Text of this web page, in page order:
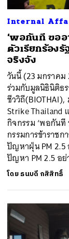
Internal
‘พอกันที ขอ
ตัวเรียกร้อง
จริงจัง
วันนี้ (23 มกราคม
ร่วมกับมูลนิธินิติธ
ชีววิถี
Strike Thailand
กิจกรรม ‘พอกัน
กรรมการข้าราชก
ปัญหาฝุ่น PM 2.5
ปัญหา PM 2.5 อ
โดย ธนบดี กสิสิทธิ์
ค้นหา
SHARE